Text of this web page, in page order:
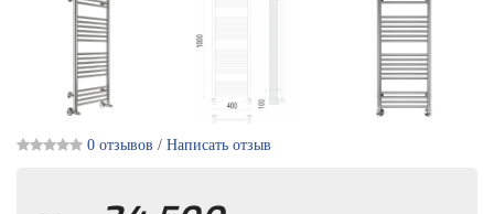
0 отзывов / Написать отзыв